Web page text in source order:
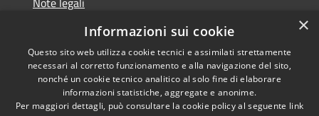
Dichiarazione di accessibilità
Copyright © 2026 • Comune di
×
Informazioni sui cookie
Questo sito web utilizza cookie tecnici e assimilati strettamente
necessari al corretto funzionamento e alla navigazione del sito,
nonché un cookie tecnico analitico al solo fine di elaborare
informazioni statistiche, aggregate e anonime.
Per maggiori dettagli, può consultare la cookie policy al seguente link